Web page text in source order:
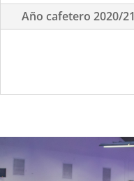
Año cafetero 2020/21